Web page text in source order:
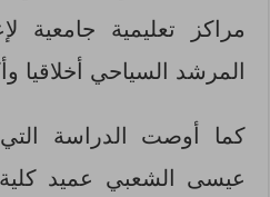
مراكز تعليمية جامعية
المرشد السياحي أخلاقيا
كما أوصت الدراسة
عيسى الشعبي عميد